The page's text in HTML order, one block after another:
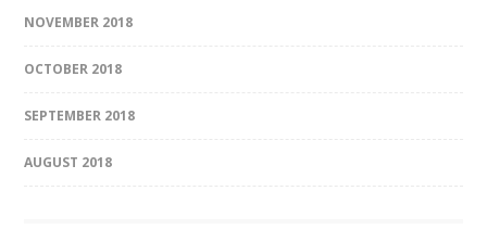
NOVEMBER 2018
OCTOBER 2018
SEPTEMBER 2018
AUGUST 2018